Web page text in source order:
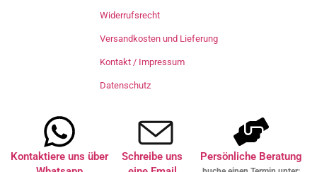
Widerrufsrecht
Versandkosten und Lieferung
Kontakt / Impressum
Datenschutz
Kontaktiere uns über
Schreibe uns
Persönliche Beratung